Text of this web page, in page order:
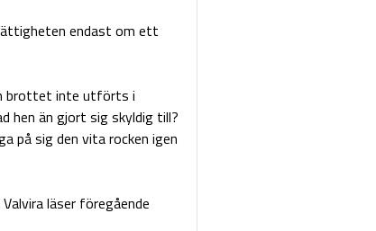
endast om ett
brottet inte utförts i
hen än gjort sig skyldig till?
på sig den vita rocken igen
läser föregående